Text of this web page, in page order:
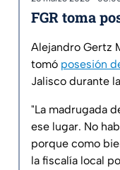
FGR toma
Alejandro Gertz
tomó posesión
Jalisco durante
"La madrugada
ese lugar. No
porque como
la fiscalía local